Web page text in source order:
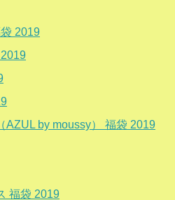
2019
AZUL by moussy） 福袋 2019
福袋 2019